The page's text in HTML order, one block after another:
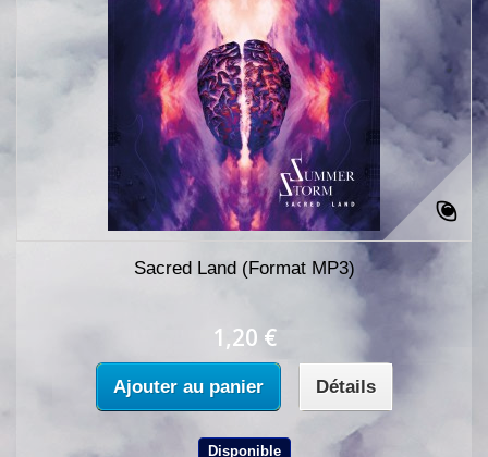
Sacred Land (Format MP3)
1,20 €
Ajouter au panier Détails
Disponible